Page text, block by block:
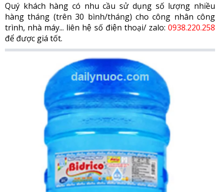
Quý khách hàng có nhu cầu sử dụng số lượng nhiều
hàng tháng (trên 30 bình/tháng) cho công nhân công
trình, nhà máy... liên hệ số điện thoại/ zalo: 0938.220.258
để được giá tốt.